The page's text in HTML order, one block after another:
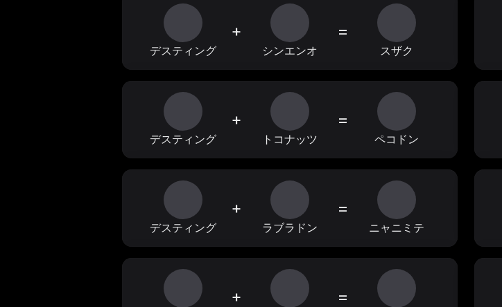
デスティング
+
シンエンオ
=
スザク
デスティング
+
トコナッツ
=
ペコドン
デスティング
+
ラブラドン
=
ニャニミテ
+ =